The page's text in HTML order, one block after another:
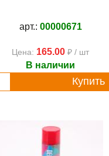
арт.: 00000671
Цена: 165.00 ₽ / шт
В наличии
Купить